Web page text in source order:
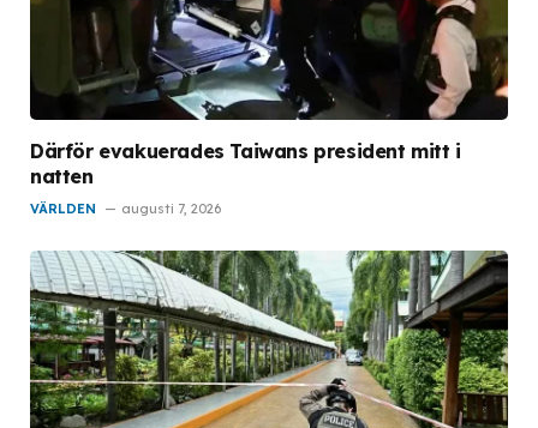
Därför evakuerades Taiwans president mitt i
natten
VÄRLDEN augusti 7, 2026